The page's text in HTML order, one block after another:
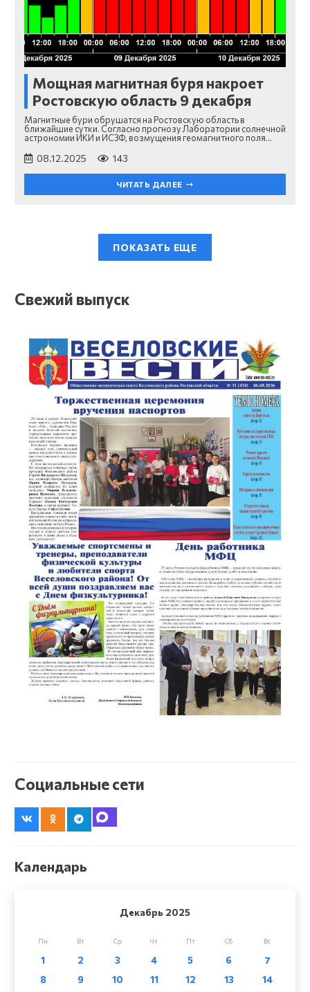
Мощная магнитная буря накроет
Ростовскую область 9 декабря
Магнитные бури обрушатся на Ростовскую область в
ближайшие сутки. Согласно прогнозу Лаборатории солнечной
астрономии ИКИ и ИСЗФ, возмущения геомагнитного поля…
08.12.2025 143
ЧИТАТЬ ДАЛЕЕ
ПОКАЗАТЬ ЕЩЕ
Свежий выпуск
Социальные сети
Календарь
Декабрь 2025
Пн Вт Ср Чт Пт Сб Вс
1 2 3 4 5 6
7
8
9 10 11 12 13
14